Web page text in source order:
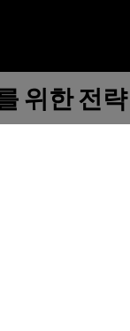
위한 전략